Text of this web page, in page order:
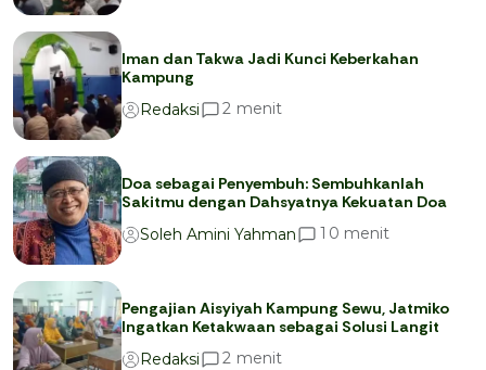
Iman dan Takwa Jadi Kunci Keberkahan
Kampung
Redaksi
2 menit
Doa sebagai Penyembuh: Sembuhkanlah
Sakitmu dengan Dahsyatnya Kekuatan Doa
Soleh Amini Yahman
1 0 menit
Pengajian Aisyiyah Kampung Sewu, Jatmiko
Ingatkan Ketakwaan sebagai Solusi Langit
Redaksi
2 menit